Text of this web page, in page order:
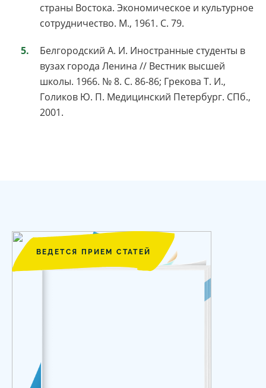
страны Востока. Экономическое и культурное
сотрудничество. М., 1961. С. 79.
Белгородский А. И. Иностранные студенты в
вузах города Ленина // Вестник высшей
школы. 1966. № 8. С. 86-86; Грекова Т. И.,
Голиков Ю. П. Медицинский Петербург. СПб.,
2001.
ВЕДЕТСЯ ПРИЕМ СТАТЕЙ